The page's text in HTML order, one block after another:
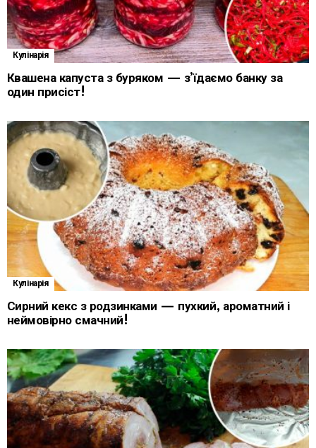
Кулінарія
Квашена капуста з буряком — з’їдаємо банку за
один присіст!
Кулінарія
Сирний кекс з родзинками — пухкий, ароматний і
неймовірно смачний!